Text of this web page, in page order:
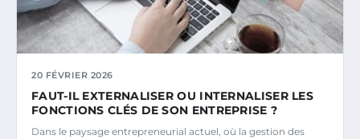
20 FÉVRIER 2026
FAUT-IL EXTERNALISER OU INTERNALISER LES
FONCTIONS CLÉS DE SON ENTREPRISE ?
Dans le paysage entrepreneurial actuel, où la gestion des